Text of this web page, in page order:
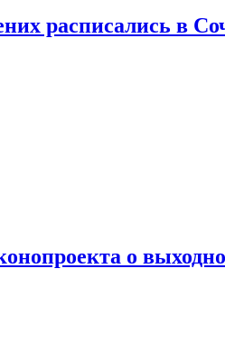
расписались в
о